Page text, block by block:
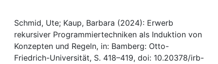
Awards
My FIS
Schmid, Ute; Kaup, Barbara (2024): Erwerb
rekursiver Programmiertechniken als Induktion von
Konzepten und Regeln, in: Bamberg: Otto-
Friedrich-Universität, S. 418–419, doi: 10.20378/irb-